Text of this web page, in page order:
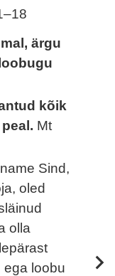
ärgu
kõik
Mt
Sind,
oled
olla
ega loobu